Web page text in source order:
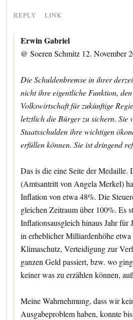
REPLY LINK
Erwin Gabriel
@ Soeren Schmitz 12. November
Die Schuldenbremse in ihrer
nicht ihre eigentliche Funktion,
Volkswirtschaft für zukünftige
letztlich die Bürger zu sichern. Sie
Staatsschulden ihre wichtigen
erfüllen können. Sie ist dringend
Das is die eine Seite der Medaille.
(Amtsantritt von Angela Merkel)
Inflation von etwa 48%. Die
gleichen Zeitraum über 100%. Es
Inflationsausgleich hinaus Jahr für
in erheblicher Milliardenhöhe
Klimaschutz, Verteidigung zur
ganzen Geld passiert, bzw. wo
keiner was zu erzählen können,
Meine Wahrnehmung, dass wir
Ausgabeproblem haben, konnte